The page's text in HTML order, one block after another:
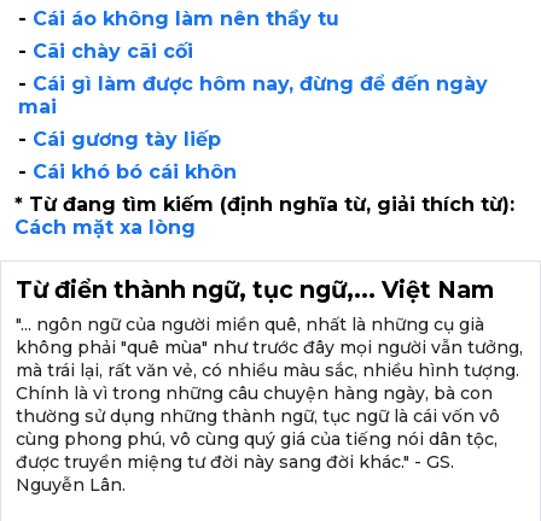
- Cái áo không làm nên thầy tu
- Cãi chày cãi cối
- Cái gì làm được hôm nay, đừng để đến ngày
mai
- Cái gương tày liếp
- Cái khó bó cái khôn
* Từ đang tìm kiếm (định nghĩa từ, giải thích từ):
Cách mặt xa lòng
Từ điển thành ngữ, tục ngữ,... Việt Nam
"... ngôn ngữ của người miền quê, nhất là những cụ già
không phải "quê mùa" như trước đây mọi người vẫn tưởng,
mà trái lại, rất văn vẻ, có nhiều màu sắc, nhiều hình tượng.
Chính là vì trong những câu chuyện hàng ngày, bà con
thường sử dụng những thành ngữ, tục ngữ là cái vốn vô
cùng phong phú, vô cùng quý giá của tiếng nói dân tộc,
được truyền miệng tư đời này sang đời khác." - GS.
Nguyễn Lân.